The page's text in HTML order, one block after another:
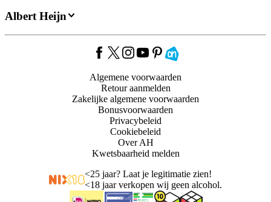
Albert Heijn
Algemene voorwaarden
Retour aanmelden
Zakelijke algemene voorwaarden
Bonusvoorwaarden
Privacybeleid
Cookiebeleid
Over AH
Kwetsbaarheid melden
<25 jaar? Laat je legitimatie zien!
<18 jaar verkopen wij geen alcohol.